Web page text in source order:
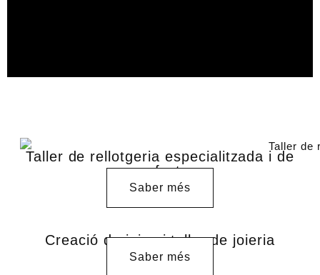
Taller de rellotgeria especialitzada i de
manufactura
Saber més
Creació de joies i taller de joieria
Saber més